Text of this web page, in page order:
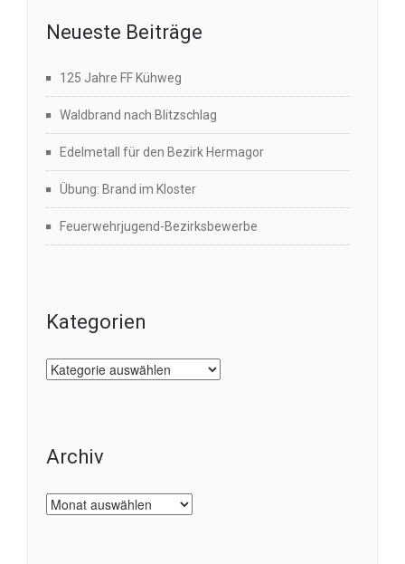
Neueste Beiträge
125 Jahre FF Kühweg
Waldbrand nach Blitzschlag
Edelmetall für den Bezirk Hermagor
Übung: Brand im Kloster
Feuerwehrjugend-Bezirksbewerbe
Kategorien
Kategorien
Archiv
Archiv